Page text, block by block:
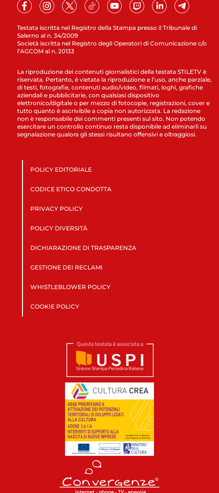
Testata iscritta nel Registro della Stampa presso il Tribunale di
Salerno al n. 34/2009
Società iscritta nel Registro degli Operatori di Comunicazione c/o
l’AGCOM al n. 20133
La riproduzione dei contenuti giornalistici della testata STILETV è
riservata. Pertanto, è vietata la riproduzione e l’uso, anche parziale,
di testi, fotografie, contenuti audio/video, filmati, loghi, grafiche
aziendali e pubblicitarie, con qualsiasi dispositivo
elettronico/digitale o per mezzo di fotocopie, registrazioni, cover e
tutto quanto è ascrivibile a copia non autorizzata. La redazione
non è responsabile dei commenti presenti sul sito. Non potendo
esercitare un controllo continuo resta disponibile ad eliminarli su
segnalazione qualora gli stessi risultano offensivi e oltraggiosi.
POLICY EDITORIALE
CODICE ETICO CONDOTTA
PRIVACY POLICY
POLICY DIVERSITÀ
DICHIARAZIONE DI TRASPARENZA
GESTIONE DEI RECLAMI
WHISTLEBLOWER POLICY
COOKIE POLICY